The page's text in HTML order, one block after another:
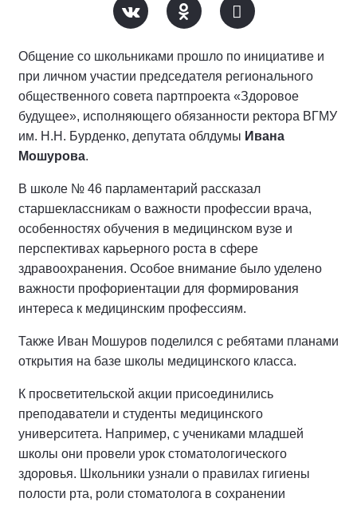
Общение со школьниками прошло по инициативе и
при личном участии председателя регионального
общественного совета партпроекта «Здоровое
будущее», исполняющего обязанности ректора ВГМУ
им. Н.Н. Бурденко, депутата облдумы Ивана
Мошурова.
В школе № 46 парламентарий рассказал
старшеклассникам о важности профессии врача,
особенностях обучения в медицинском вузе и
перспективах карьерного роста в сфере
здравоохранения. Особое внимание было уделено
важности профориентации для формирования
интереса к медицинским профессиям.
Также Иван Мошуров поделился с ребятами планами
открытия на базе школы медицинского класса.
К просветительской акции присоединились
преподаватели и студенты медицинского
университета. Например, с учениками младшей
школы они провели урок стоматологического
здоровья. Школьники узнали о правилах гигиены
полости рта, роли стоматолога в сохранении